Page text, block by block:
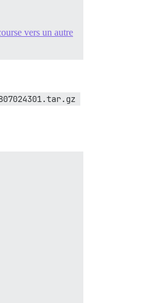
/var/cache/apt/*.bin || true'
group psql.1.gz is broken
vers un autre